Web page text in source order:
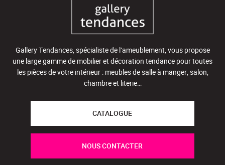
Gallery Tendances, spécialiste de l’ameublement, vous propose
une large gamme de mobilier et décoration tendance pour toutes
les pièces de votre intérieur : meubles de salle à manger, salon,
chambre et literie…
CATALOGUE
NOUS CONTACTER